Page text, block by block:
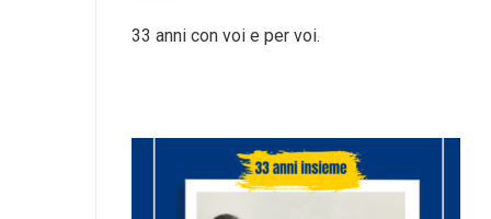
33 anni con voi e per voi.